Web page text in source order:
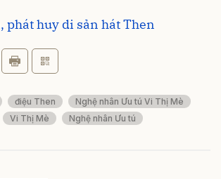
phát huy di sản hát Then
điệu Then
Nghệ nhân Ưu tú Vi Thị Mè
Vi Thị Mè Nghệ nhân Ưu tú